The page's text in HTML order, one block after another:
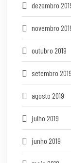
dezembro
novembro
outubro 2019
setembro 2019
agosto 2019
julho 2019
junho 2019